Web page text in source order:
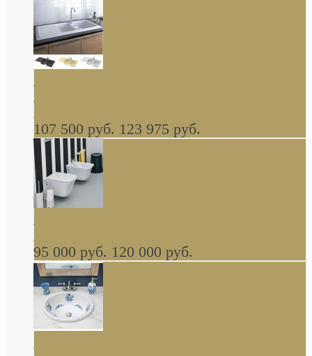
керамическая мойка 1160 x 510 мм белая,
серая, черная, бежевая В НАЛИЧИИ
107 500 руб. 123 975 руб.
навесное КОМПЛЕКТ
95 000 руб. 120 000 руб.
Decorated Bathroom раковина овальная